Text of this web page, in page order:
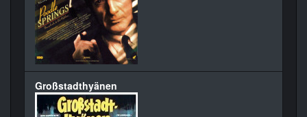
Großstadthyänen